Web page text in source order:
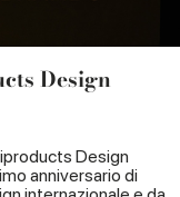
Design
Design
anniversario di